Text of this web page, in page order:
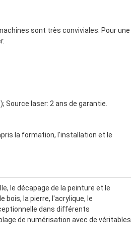
sont très conviviales. Pour une
Source laser: 2 ans de garantie.
la formation, l'installation et le
le décapage de la peinture et le
bois, la pierre, l'acrylique, le
dans différents
de numérisation avec de véritables